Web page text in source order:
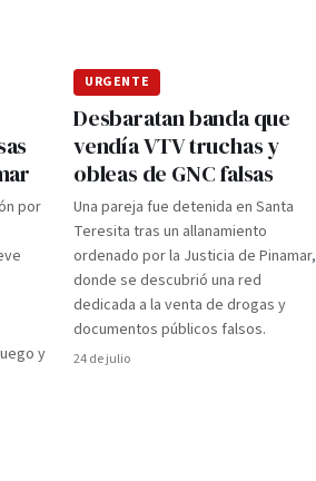
por
y
URGENTE
Desbaratan banda que
vendía VTV truchas y
obleas de GNC falsas
Una pareja fue detenida en Santa
Teresita tras un allanamiento
ordenado por la Justicia de Pinamar,
donde se descubrió una red
dedicada a la venta de drogas y
documentos públicos falsos.
24 de julio